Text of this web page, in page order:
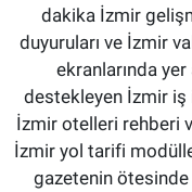
dakika İzmir
duyuruları ve İzmir
ekranlarında
destekleyen İzmir iş
İzmir otelleri rehberi
İzmir yol tarifi
gazetenin